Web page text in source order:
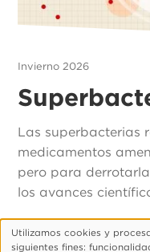
Invierno 2026
Las superbacterias
medicamentos
pero para
los avances
Uso
Utilizamos cookies y
siguientes fines: